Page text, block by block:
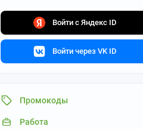
Войти с Яндекс ID
Войти через VK ID
Промокоды
Работа